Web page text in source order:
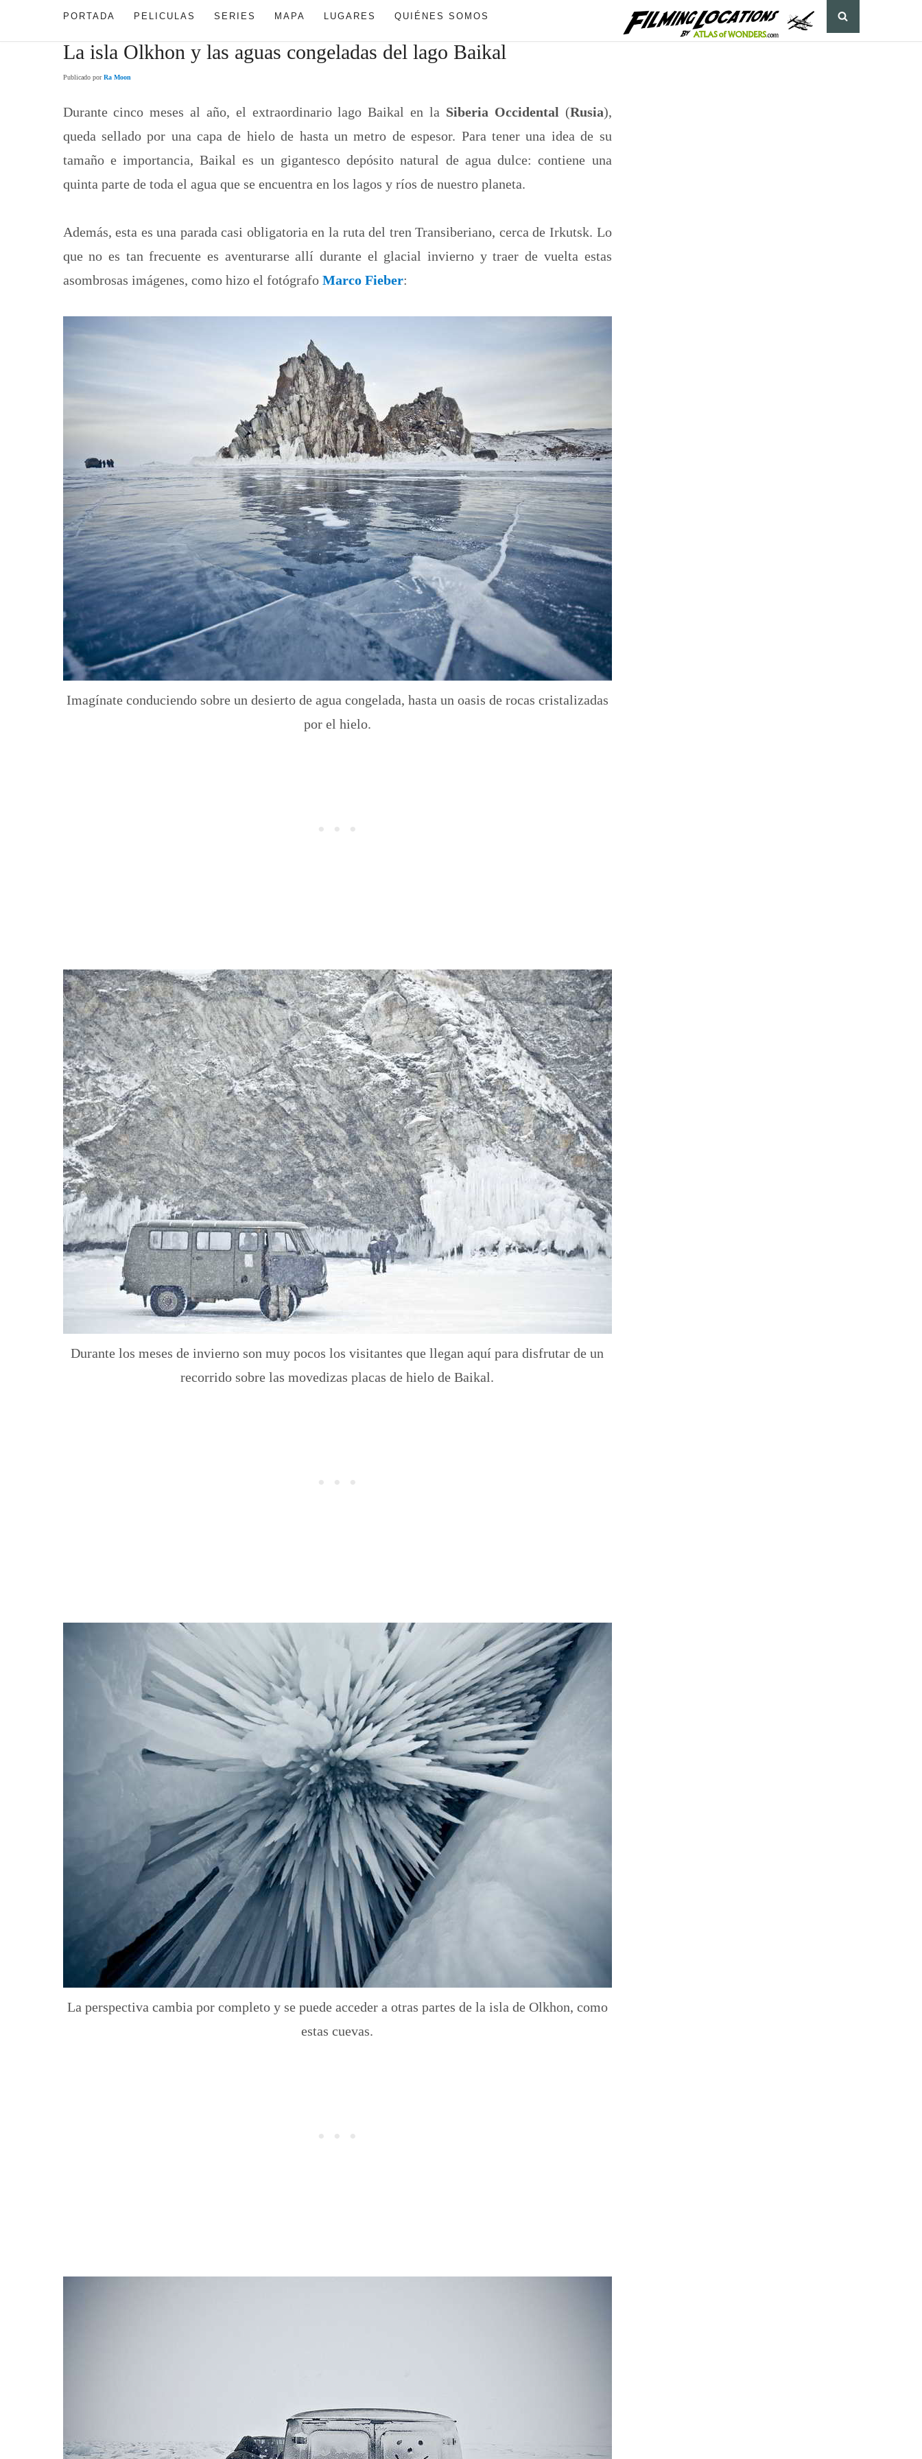
PORTADA PELICULAS SERIES MAPA LUGARES QUIÉNES SOMOS
La isla Olkhon y las aguas congeladas del lago Baikal
Publicado porRa Moon
Durante cinco meses al año, el extraordinario lago Baikal en la Siberia Occidental (Rusia),
queda sellado por una capa de hielo de hasta un metro de espesor. Para tener una idea de su
tamaño e importancia, Baikal es un gigantesco depósito natural de agua dulce: contiene una
quinta parte de toda el agua que se encuentra en los lagos y ríos de nuestro planeta.
Además, esta es una parada casi obligatoria en la ruta del tren Transiberiano, cerca de Irkutsk. Lo
que no es tan frecuente es aventurarse allí durante el glacial invierno y traer de vuelta estas
asombrosas imágenes, como hizo el fotógrafo Marco Fieber:
Imagínate conduciendo sobre un desierto de agua congelada, hasta un oasis de rocas cristalizadas
por el hielo.
Durante los meses de invierno son muy pocos los visitantes que llegan aquí para disfrutar de un
recorrido sobre las movedizas placas de hielo de Baikal.
La perspectiva cambia por completo y se puede acceder a otras partes de la isla de Olkhon, como
estas cuevas.